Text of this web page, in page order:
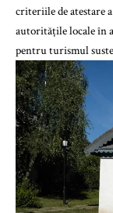
criteriile de atestare
autoritățile locale în
pentru turismul